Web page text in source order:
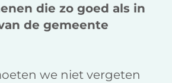
die zo goed als in
de gemeente
we niet vergeten